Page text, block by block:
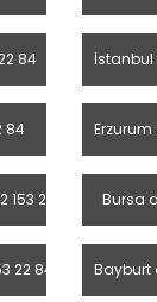
84 İstanbul
84 Erzurum
22 84 Bursa
22 84 Bayburt